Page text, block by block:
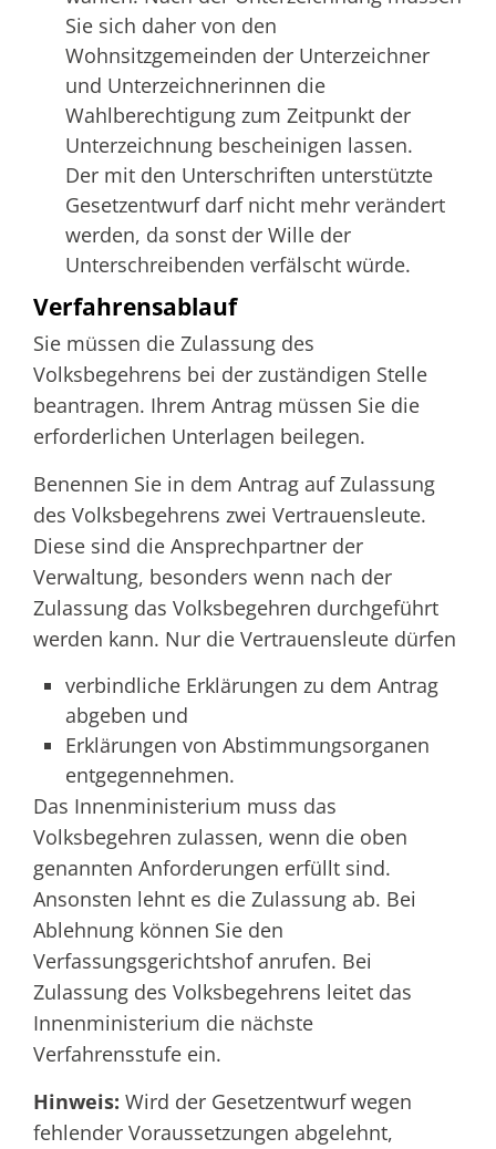
Sie sich daher von den
Wohnsitzgemeinden der Unterzeichner
und Unterzeichnerinnen die
Wahlberechtigung zumZeitpunkt der
Unterzeichnung bescheinigen lassen.
Der mit den Unterschriften unterstützte
Gesetzentwurf darf nicht mehr verändert
werden, da sonst der Wille der
Unterschreibenden verfälscht würde.
Verfahrensablauf
Sie müssen die Zulassung des
Volksbegehrens bei der zuständigen Stelle
beantragen. Ihrem Antrag müssen Sie die
erforderlichen Unterlagen beilegen.
Benennen Sie in dem Antrag auf Zulassung
des Volksbegehrens zwei Vertrauensleute.
Diese sind die Ansprechpartner der
Verwaltung, besonders wenn nach der
Zulassung das Volksbegehren durchgeführt
werden kann. Nur die Vertrauensleute dürfen
verbindliche Erklärungen zu dem Antrag
abgeben und
Erklärungen von Abstimmungsorganen
entgegennehmen.
Das Innenministerium muss das
Volksbegehren zulassen, wenn die oben
genannten Anforderungen erfüllt sind.
Ansonsten lehnt es die Zulassung ab. Bei
Ablehnung können Sie den
Verfassungsgerichtshof anrufen. Bei
Zulassung des Volksbegehrens leitet das
Innenministerium die nächste
Verfahrensstufe ein.
Hinweis: Wird der Gesetzentwurf wegen
fehlender Voraussetzungen abgelehnt,